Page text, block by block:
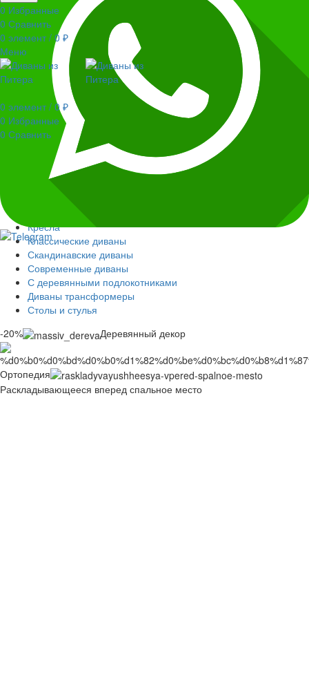
0 Избранные
0 Сравнить
0 элемент / 0 ₽
Меню
0 элемент / 0 ₽
0 Избранные
0 Сравнить
Распродажа
Модульные диваны
Диваны из кресельных модулей
Угловые диваны
Прямые диваны
Кресла
Классические диваны
Скандинавские диваны
Современные диваны
С деревянными подлокотниками
Диваны трансформеры
Столы и стулья
-20%
Деревянный декор
Ортопедия
Раскладывающееся вперед спальное место